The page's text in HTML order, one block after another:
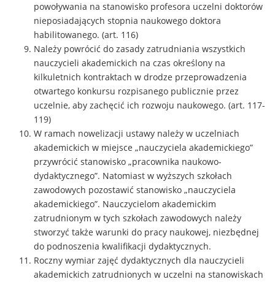
powoływania na stanowisko profesora uczelni doktorów
nieposiadających stopnia naukowego doktora
habilitowanego. (art. 116)
Należy powrócić do zasady zatrudniania wszystkich
nauczycieli akademickich na czas określony na
kilkuletnich kontraktach w drodze przeprowadzenia
otwartego konkursu rozpisanego publicznie przez
uczelnie, aby zachęcić ich rozwoju naukowego. (art. 117-
119)
W ramach nowelizacji ustawy należy w uczelniach
akademickich w miejsce „nauczyciela akademickiego”
przywrócić stanowisko „pracownika naukowo-
dydaktycznego”. Natomiast w wyższych szkołach
zawodowych pozostawić stanowisko „nauczyciela
akademickiego”. Nauczycielom akademickim
zatrudnionym w tych szkołach zawodowych należy
stworzyć także warunki do pracy naukowej, niezbędnej
do podnoszenia kwalifikacji dydaktycznych.
Roczny wymiar zajęć dydaktycznych dla nauczycieli
akademickich zatrudnionych w uczelni na stanowiskach